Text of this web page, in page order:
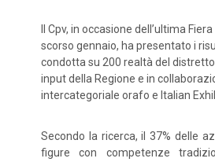
Il Cpv, in occasione dell’ultima
scorso gennaio, ha presentato i
condotta su 200 realtà del
input della Regione e in
intercategoriale orafo e Italian
Secondo la ricerca, il 37% delle
figure con competenze